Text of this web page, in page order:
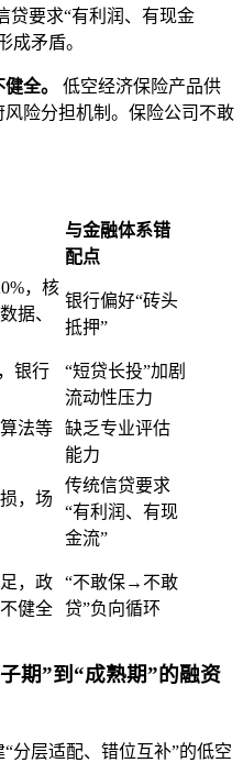
贷要求“有利润、有现金
成矛盾。
全。
低空经济保险产品供
险分担机制。保险公司不敢
与金融体系错
配点
，核
据、
银行偏好“砖头
抵押”
银行
“短贷长投”加剧
流动性压力
法等
缺乏专业评估
能力
，场
传统信贷要求
“有利润、有现
金流”
，政
健全
“不敢保→不敢
贷”负向循环
期”到“成熟期”的融资
分层适配、错位互补”的低空